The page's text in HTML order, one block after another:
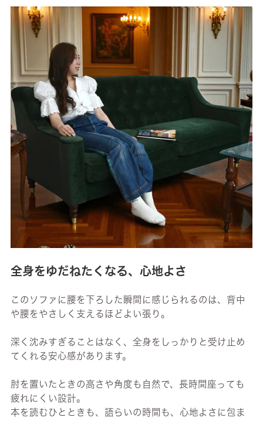
全身をゆだねたくなる、心地よさ
このソファに腰を下ろした瞬間に感じられるのは、背中
や腰をやさしく支えるほどよい張り。
深く沈みすぎることはなく、全身をしっかりと受け止め
てくれる安心感があります。
肘を置いたときの高さや角度も自然で、長時間座っても
疲れにくい設計。
本を読むひとときも、語らいの時間も、心地よさに包ま